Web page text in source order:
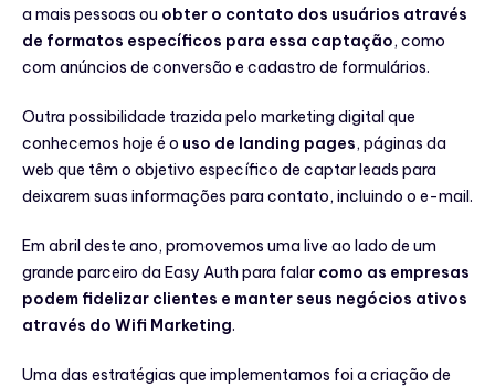
a mais pessoas ou obter o contato dos usuários através
de formatos específicos para essa captação, como
com anúncios de conversão e cadastro de formulários.
Outra possibilidade trazida pelo marketing digital que
conhecemos hoje é o uso de landing pages, páginas da
web que têm o objetivo específico de captar leads para
deixarem suas informações para contato, incluindo o e-mail.
Em abril deste ano, promovemos uma live ao lado de um
grande parceiro da Easy Auth para falar como as empresas
podem fidelizar clientes e manter seus negócios ativos
através do Wifi Marketing.
Uma das estratégias que implementamos foi a criação de